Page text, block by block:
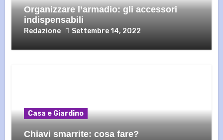
Organizzare l’armadio: gli accessori
indispensabili
Redazione Settembre 14, 2022
Casa e Giardino
Chiavi smarrite: cosa fare?